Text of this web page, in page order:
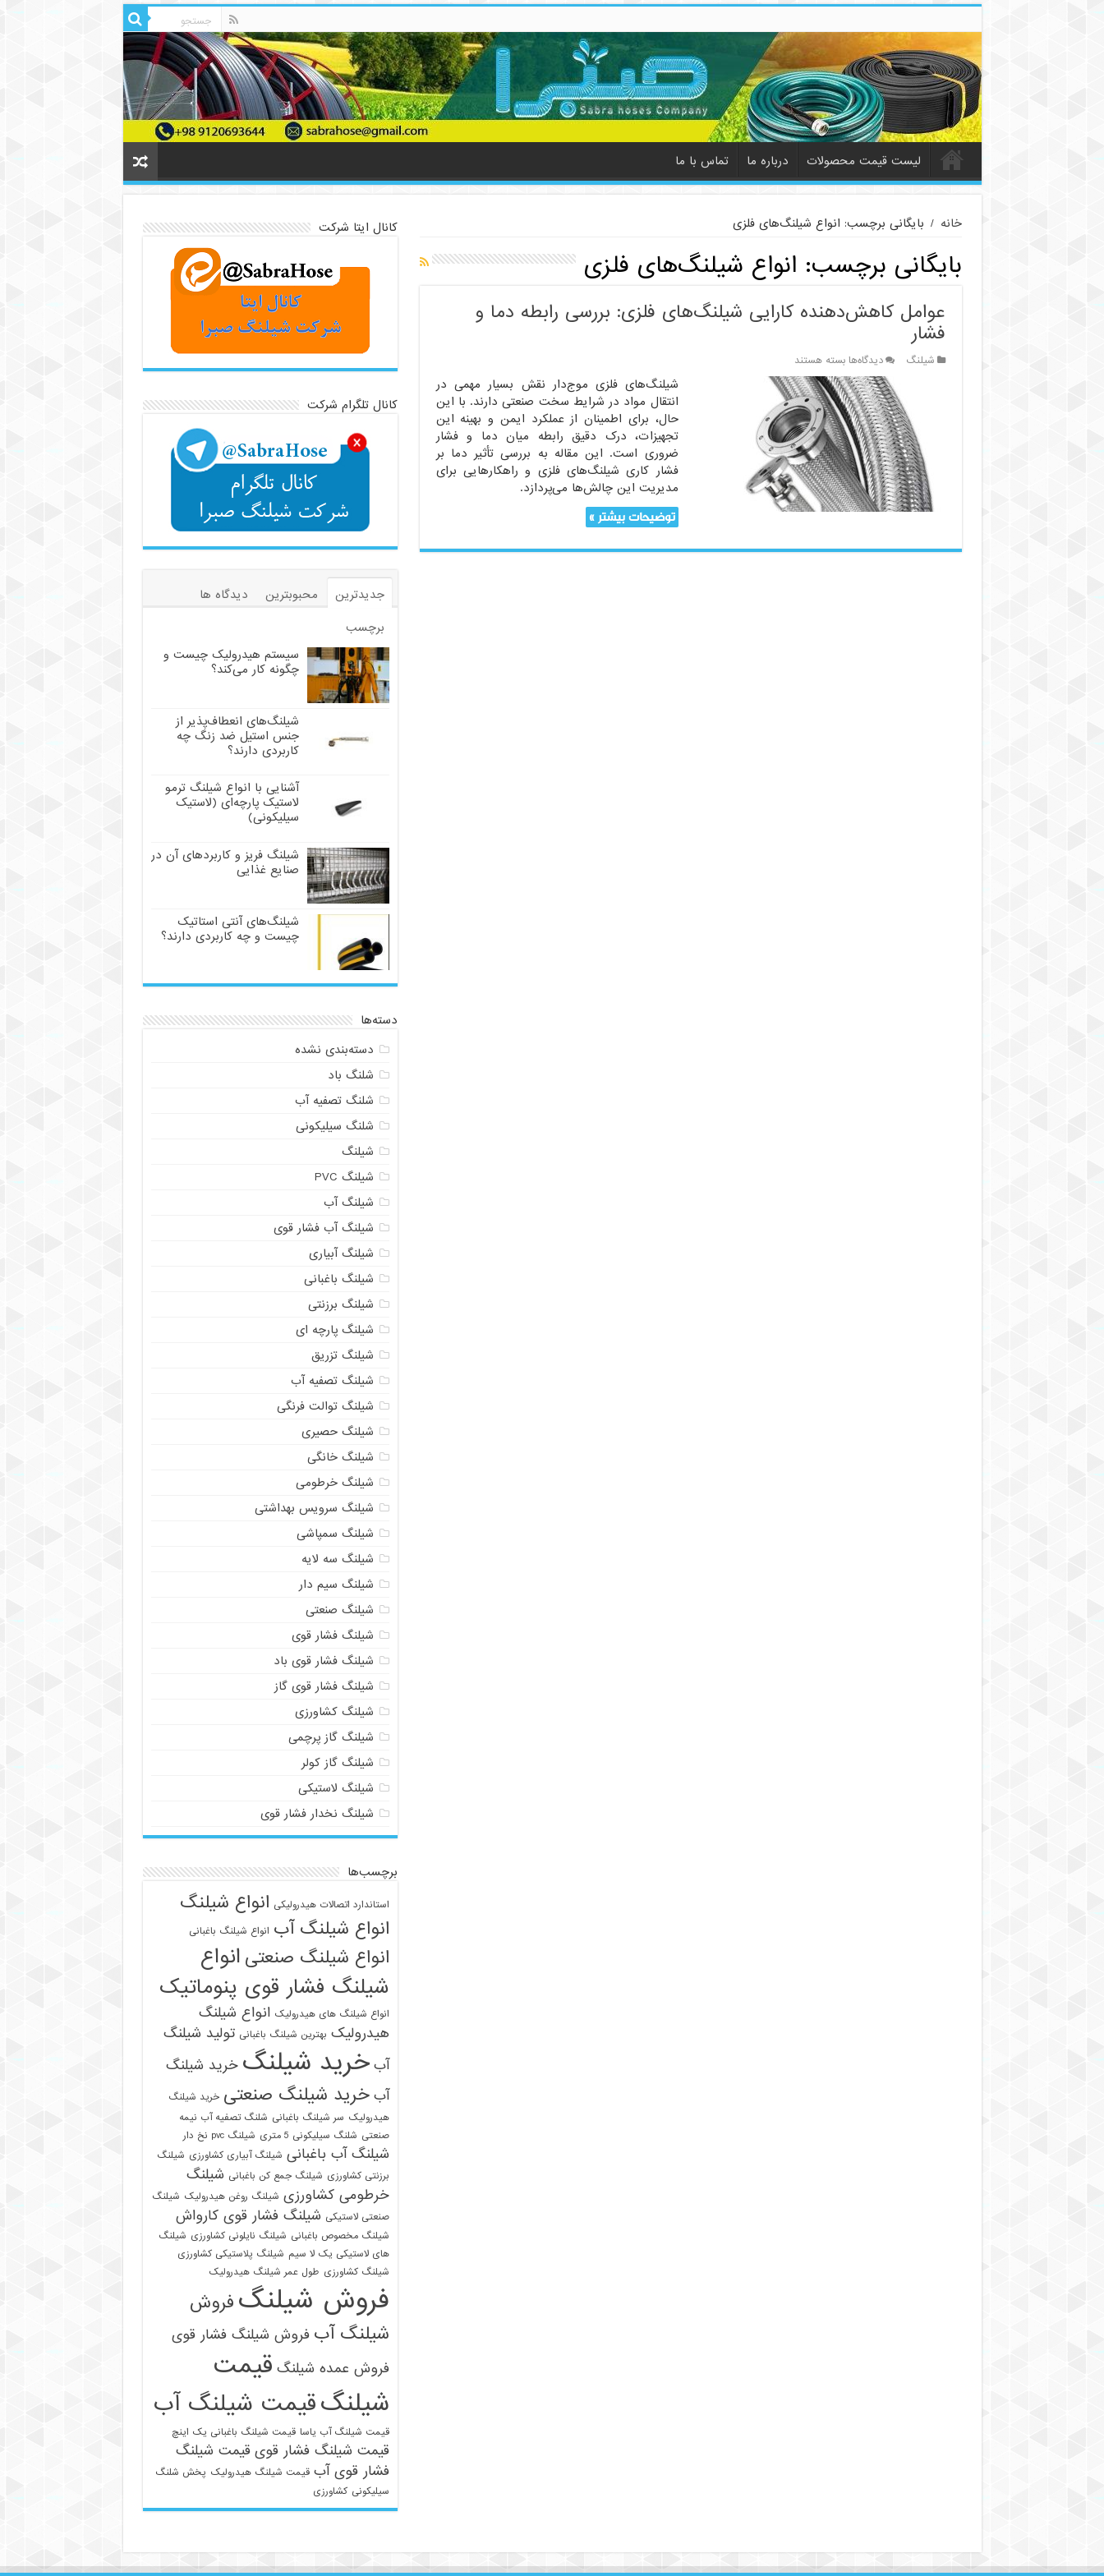
لیست قیمت محصولات درباره ما تماس با ما
خانه / بایگانی برچسب: انواع شیلنگ‌های فلزی
بایگانی برچسب: انواع شیلنگ‌های فلزی
عوامل کاهش‌دهنده کارایی شیلنگ‌های فلزی: بررسی رابطه دما و
فشار
شیلنگ دیدگاه‌هابرای
عوامل
کاهش‌دهنده
کارایی
شیلنگ‌های
فلزی:
بررسی
رابطه
دما
و
فشار
بسته هستند
شیلنگ‌های فلزی موج‌دار نقش بسیار مهمی در
انتقال مواد در شرایط سخت صنعتی دارند. با این
حال، برای اطمینان از عملکرد ایمن و بهینه این
تجهیزات، درک دقیق رابطه میان دما و فشار
ضروری است. این مقاله به بررسی تأثیر دما بر
فشار کاری شیلنگ‌های فلزی و راهکارهایی برای
مدیریت این چالش‌ها می‌پردازد.
توضیحات بیشتر »
کانال ایتا شرکت
کانال تلگرام شرکت
جدیدترین محبوبترین
دیدگاه ها
برچسب
سیستم هیدرولیک چیست و
چگونه کار می‌کند؟
شیلنگ‌های انعطاف‌پذیر از
جنس استیل ضد زنگ چه
کاربردی دارند؟
آشنایی با انواع شیلنگ ترمو
لاستیک پارچه‌ای (لاستیک
سیلیکونی)
شیلنگ فریز و کاربردهای آن در
صنایع غذایی
شیلنگ‌های آنتی استاتیک
چیست و چه کاربردی دارند؟
دسته‌ها
دسته‌بندی نشده
شلنگ باد
شلنگ تصفیه آب
شلنگ سیلیکونی
شیلنگ
شیلنگ PVC
شیلنگ آب
شیلنگ آب فشار قوی
شیلنگ آبیاری
شیلنگ باغبانی
شیلنگ برزنتی
شیلنگ پارچه ای
شیلنگ تزریق
شیلنگ تصفیه آب
شیلنگ توالت فرنگی
شیلنگ حصیری
شیلنگ خانگی
شیلنگ خرطومی
شیلنگ سرویس بهداشتی
شیلنگ سمپاشی
شیلنگ سه لایه
شیلنگ سیم دار
شیلنگ صنعتی
شیلنگ فشار قوی
شیلنگ فشار قوی باد
شیلنگ فشار قوی گاز
شیلنگ کشاورزی
شیلنگ گاز پرچمی
شیلنگ گاز کولر
شیلنگ لاستیکی
شیلنگ نخدار فشار قوی
برچسب‌ها
استاندارد اتصالات هیدرولیکی انواع شیلنگ
انواع شیلنگ آب انواع شیلنگ باغبانی
انواع شیلنگ صنعتی انواع
شیلنگ فشار قوی پنوماتیک
انواع شیلنگ های هیدرولیک انواع شیلنگ
هیدرولیک بهترین شیلنگ باغبانی تولید شیلنگ
آب خرید شیلنگ خرید شیلنگ
آب خرید شیلنگ صنعتی خرید شیلنگ
هیدرولیک سر شیلنگ باغبانی شلنگ تصفیه آب نیمه
صنعتی شلنگ سیلیکونی 5 متری شیلنگ pvc نخ دار
شیلنگ آب باغبانی شیلنگ آبیاری کشاورزی شیلنگ
برزنتی کشاورزی شیلنگ جمع کن باغبانی شیلنگ
خرطومی کشاورزی شیلنگ روغن هیدرولیک شیلنگ
صنعتی لاستیکی شیلنگ فشار قوی کارواش
شیلنگ مخصوص باغبانی شیلنگ نایلونی کشاورزی شیلنگ
های لاستیکی یک لا سیم شیلنگ پلاستیکی کشاورزی
شیلنگ کشاورزی طول عمر شیلنگ هیدرولیک
فروش شیلنگ فروش
شیلنگ آب فروش شیلنگ فشار قوی
فروش عمده شیلنگ قیمت
شیلنگقیمت شیلنگ آب
قیمت شیلنگ آب یاسا قیمت شیلنگ باغبانی یک اینچ
قیمت شیلنگ فشار قوی قیمت شیلنگ
فشار قوی آب قیمت شیلنگ هیدرولیک پخش شلنگ
سیلیکونی کشاورزی